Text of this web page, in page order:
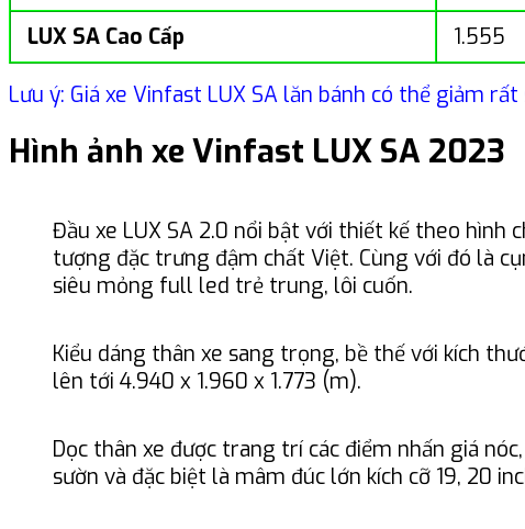
LUX SA Cao Cấp
1.555
Lưu ý: Giá xe Vinfast LUX SA lăn bánh có thể giảm
Hình ảnh xe Vinfast LUX SA 2023
Đầu xe LUX SA 2.0 nổi bật với thiết kế theo hình
tượng đặc trưng đậm chất Việt. Cùng với đó là
siêu mỏng full led trẻ trung, lôi cuốn.
Kiểu dáng thân xe sang trọng, bề thế với kích
lên tới 4.940 x 1.960 x 1.773 (m).
Dọc thân xe được trang trí các điểm nhấn giá
sườn và đặc biệt là mâm đúc lớn kích cỡ 19, 20